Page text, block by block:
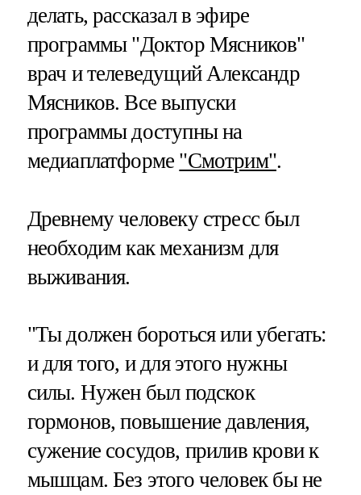
делать, рассказал в эфире
программы "Доктор Мясников"
врач и телеведущий Александр
Мясников. Все выпуски
программы доступны на
медиаплатформе "Смотрим".
Древнему человеку стресс был
необходим как механизм для
выживания.
"Ты должен бороться или убегать:
и для того, и для этого нужны
силы. Нужен был подскок
гормонов, повышение давления,
сужение сосудов, прилив крови к
мышцам. Без этого человек бы не